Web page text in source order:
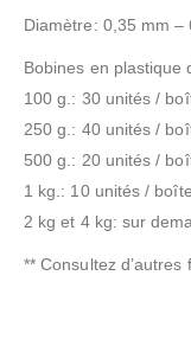
Diamètre: 0,35 mm –
Bobines en plastique
100 g.: 30 unités /
250 g.: 40 unités /
500 g.: 20 unités /
1 kg.: 10 unités / boîte
2 kg et 4 kg: sur
** Consultez d’autres